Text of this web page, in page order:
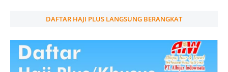
DAFTAR HAJI PLUS LANGSUNG BERANGKAT